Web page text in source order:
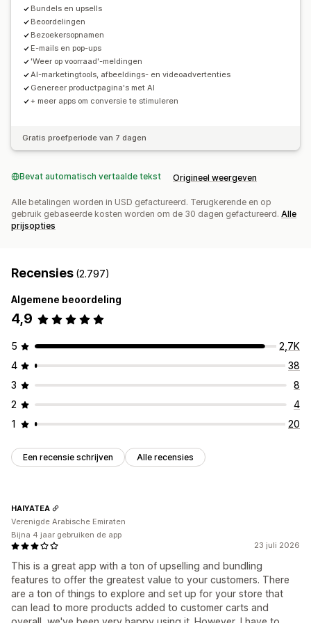
Aangepaste prijzen
Bundels en upsells
Beoordelingen
Bezoekersopnamen
E-mails en pop-ups
'Weer op voorraad'-meldingen
AI-marketingtools, afbeeldings- en videoadvertenties
Genereer productpagina's met AI
+ meer apps om conversie te stimuleren
Gratis proefperiode van 7 dagen
Bevat automatisch vertaalde tekst Origineel weergeven
Alle betalingen worden in USD gefactureerd. Terugkerende en op
gebruik gebaseerde kosten worden om de 30 dagen gefactureerd. Alle
prijsopties
Recensies (2.797)
Algemene beoordeling
4,9
5
2,7K
4
38
3
8
2
4
1
20
Een recensie schrijven Alle recensies
23 juli 2026
This is a great app with a ton of upselling and bundling
features to offer the greatest value to your customers. There
are a ton of things to explore and set up for your store that
can lead to more products added to customer carts and
HAIYATEA
Verenigde Arabische Emiraten
Bijna 4 jaar gebruiken de app